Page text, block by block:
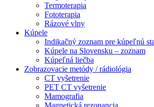
Termoterapia
Fototerapia
Rázové vlny
Kúpele
Indikačný zoznam pre kúpeľnú
Kúpele na Slovensku – zoznam
Kúpeľná liečba
Zobrazovacie metódy / rádiológia
CT vyšetrenie
PET CT vyšetrenie
Mamografia
Magnetická rezonancia